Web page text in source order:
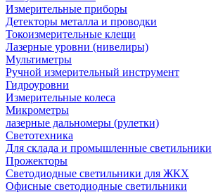
Измерительные приборы
Детекторы металла и проводки
Токоизмерительные клещи
Лазерные уровни (нивелиры)
Мультиметры
Ручной измерительный инструмент
Гидроуровни
Измерительные колеса
Микрометры
лазерные дальномеры (рулетки)
Светотехника
Для склада и промышленные светильники
Прожекторы
Светодиодные светильники для ЖКХ
Офисные светодиодные светильники